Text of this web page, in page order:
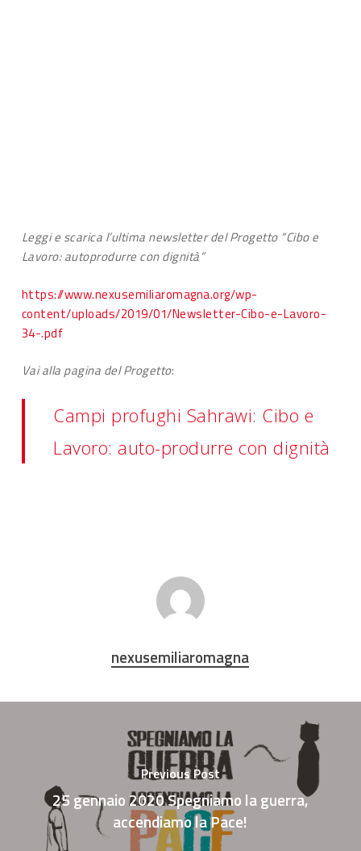
Leggi e scarica l’ultima newsletter del Progetto “Cibo e
Lavoro: autoprodurre con dignità”
https://www.nexusemiliaromagna.org/wp-
content/uploads/2019/01/Newsletter-Cibo-e-Lavoro-
34-.pdf
Vai alla pagina del Progetto:
Campi profughi Sahrawi: Cibo e
Lavoro: auto-produrre con dignità
nexusemiliaromagna
Previous Post
25 gennaio 2020 Spegniamo la guerra,
accendiamo la Pace!